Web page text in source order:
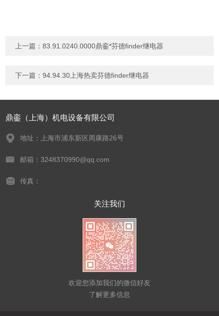
上一篇：83.91.0240.0000鼎銮*芬德finder继电器
下一篇：94.94.30上海热卖芬德finder继电器
鼎銮（上海）机电设备有限公司
地址：上海市浦东新区周康路26号
邮箱：3248370990@qq.com
传真：
关注我们
欢迎您添加我们的微信好友
了解更多信息